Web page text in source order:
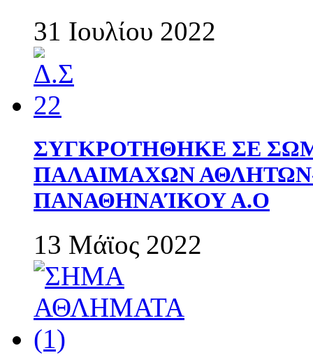
31 Ιουλίου 2022
ΣΥΓΚΡΟΤΗΘΗΚΕ ΣΕ
ΠΑΛΑΙΜΑΧΩΝ
ΠΑΝΑΘΗΝΑΊΚΟΥ Α.Ο
13 Μάϊος 2022